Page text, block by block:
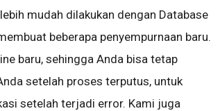
mudah dilakukan dengan Database
beberapa penyempurnaan baru.
baru, sehingga Anda bisa tetap
setelah proses terputus, untuk
setelah terjadi error. Kami juga